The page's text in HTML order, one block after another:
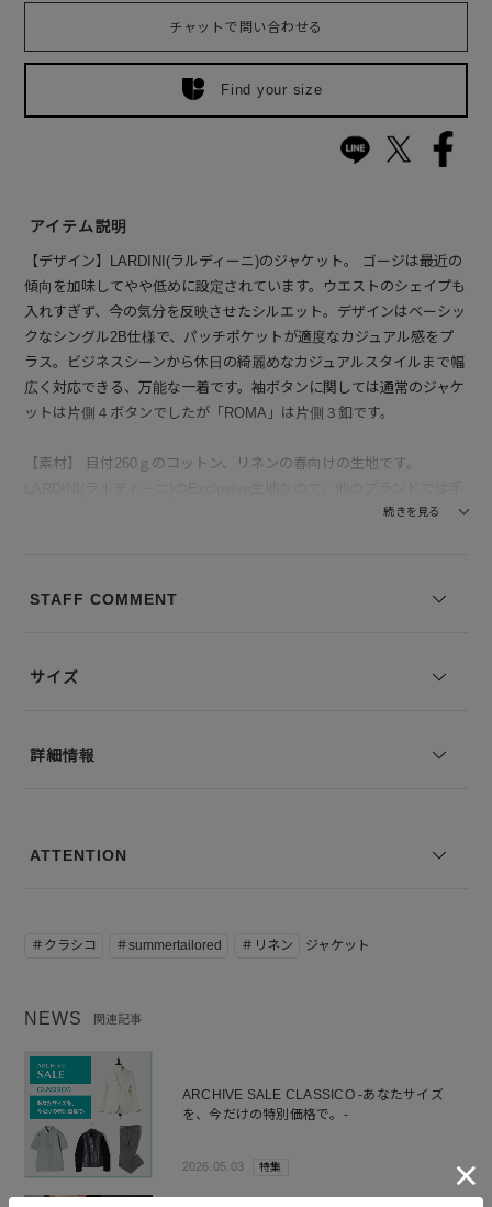
チャットで問い合わせる
Find your size
アイテム説明
【デザイン】LARDINI(ラルディーニ)のジャケット。 ゴージは最近の
傾向を加味してやや低めに設定されています。ウエストのシェイプも
入れすぎず、今の気分を反映させたシルエット。デザインはベーシッ
クなシングル2B仕様で、パッチポケットが適度なカジュアル感をプ
ラス。ビジネスシーンから休日の綺麗めなカジュアルスタイルまで幅
広く対応できる、万能な一着です。袖ボタンに関しては通常のジャケ
ットは片側４ボタンでしたが「ROMA」は片側３釦です。
【素材】 目付260ｇのコットン、リネンの春向けの生地です。
※コーディネートアイテムは別売りとなります。
続きを見る
STAFF COMMENT
サイズ
詳細情報
ATTENTION
＃クラシコ ＃summertailored ＃リネン ジャケット
NEWS 関連記事
ARCHIVE SALE CLASSICO -あなたサイズ
を、今だけの特別価格で。-
2026.05.03 特集